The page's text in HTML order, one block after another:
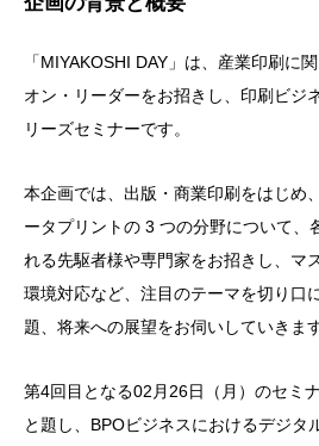
「MIYAKOSHI DAY」は、産業印刷に
オン・リーダーをお招きし、印刷ビジ
リーズセミナーです。
本企画では、出版・商業印刷をはじめ
ータプリントの 3 つの分野について、
れる先駆者様や専門家をお招きし、マ
環境対応など、注目のテーマを切り口
題、将来への展望をお伺いしていきます
第4回目となる02月26日（月）のセミ
と題し、BPOビジネスにおけるデジタ